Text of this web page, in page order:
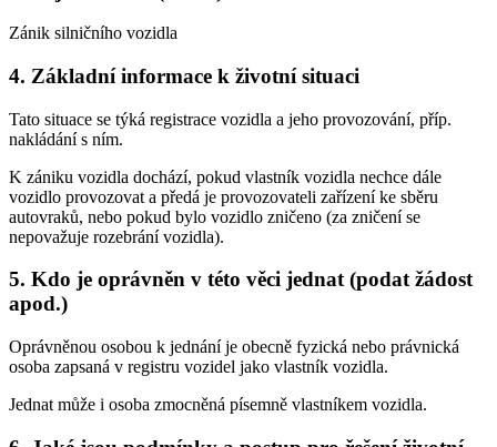
Zánik silničního vozidla
4. Základní informace k životní situaci
Tato situace se týká registrace vozidla a jeho provozování, příp.
nakládání s ním.
K zániku vozidla dochází, pokud vlastník vozidla nechce dále
vozidlo provozovat a předá je provozovateli zařízení ke sběru
autovraků, nebo pokud bylo vozidlo zničeno (za zničení se
nepovažuje rozebrání vozidla).
5. Kdo je oprávněn v této věci jednat (podat žádost
apod.)
Oprávněnou osobou k jednání je obecně fyzická nebo právnická
osoba zapsaná v registru vozidel jako vlastník vozidla.
Jednat může i osoba zmocněná písemně vlastníkem vozidla.